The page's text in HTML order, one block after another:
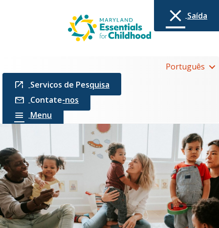
Português
Serviços de Pesquisa
Contate-nos
Menu
Saída